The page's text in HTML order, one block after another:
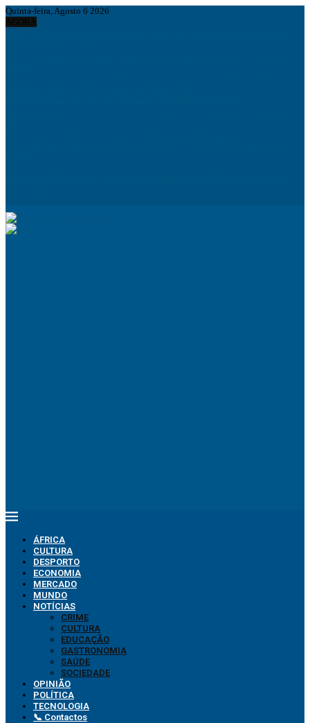
Quinta-feira, Agosto 6 2026
ÁFRICA
CULTURA
DESPORTO
ECONOMIA
MERCADO
MUNDO
NOTÍCIAS
CRIME
CULTURA
EDUCAÇÃO
GASTRONOMIA
SAÚDE
SOCIEDADE
OPINIÃO
POLÍTICA
TECNOLOGIA
📞 Contactos